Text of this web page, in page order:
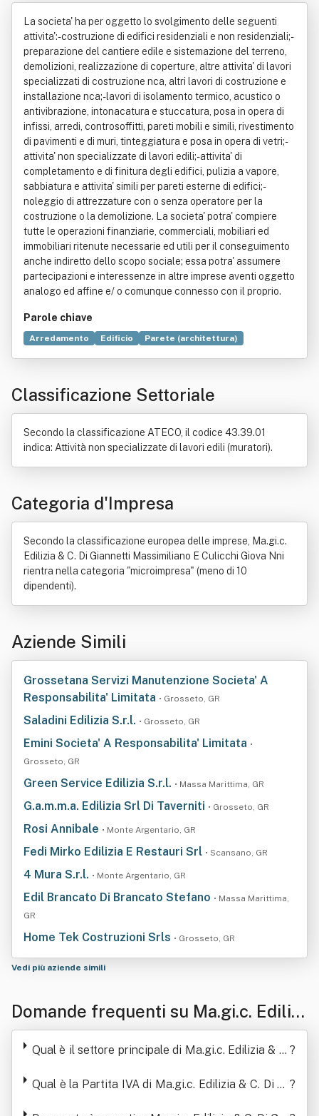
Giannetti Massimiliano E Culicchi Gio
va Nni
La societa' ha per oggetto lo svolgimento delle seguenti
attivita':- costruzione di edifici residenziali e non residenziali;-
preparazione del cantiere edile e sistemazione del terreno,
demolizioni, realizzazione di coperture, altre attivita' di lavori
specializzati di costruzione nca, altri lavori di costruzione e
installazione nca;- lavori di isolamento termico, acustico o
antivibrazione, intonacatura e stuccatura, posa in opera di
infissi, arredi, controsoffitti, pareti mobili e simili, rivestimento
di pavimenti e di muri, tinteggiatura e posa in opera di vetri;-
attivita' non specializzate di lavori edili;- attivita' di
completamento e di finitura degli edifici, pulizia a vapore,
sabbiatura e attivita' simili per pareti esterne di edifici;-
noleggio di attrezzature con o senza operatore per la
costruzione o la demolizione. La societa' potra' compiere
tutte le operazioni finanziarie, commerciali, mobiliari ed
immobiliari ritenute necessarie ed utili per il conseguimento
anche indiretto dello scopo sociale; essa potra' assumere
partecipazioni e interessenze in altre imprese aventi oggetto
analogo ed affine e/ o comunque connesso con il proprio.
Parole chiave
Arredamento Edificio
Parete (architettura)
Isolamento termico
Locazione
Pavimento
Classificazione Settoriale
Secondo la classificazione ATECO, il codice 43.39.01
indica: Attività non specializzate di lavori edili (muratori).
Categoria d'Impresa
Secondo la classificazione europea delle imprese, Ma.gi.c.
Edilizia & C. Di Giannetti Massimiliano E Culicchi Giova Nni
rientra nella categoria "microimpresa" (meno di 10
dipendenti).
Aziende Simili
Grossetana Servizi Manutenzione Societa' A
Responsabilita' Limitata • Grosseto, GR
Saladini Edilizia S.r.l. • Grosseto, GR
Emini Societa' A Responsabilita' Limitata •
Grosseto, GR
Green Service Edilizia S.r.l. • Massa Marittima, GR
G.a.m.m.a. Edilizia Srl Di Taverniti • Grosseto, GR
Rosi Annibale • Monte Argentario, GR
Fedi Mirko Edilizia E Restauri Srl • Scansano, GR
4 Mura S.r.l. • Monte Argentario, GR
Edil Brancato Di Brancato Stefano • Massa Marittima,
GR
Home Tek Costruzioni Srls • Grosseto, GR
Vedi più aziende simili
Domande frequenti su Ma.gi.c. Edilizi
a & C. Di Giannetti Massimiliano E Cul
icchi Giova Nni
Qual è il settore principale di Ma.gi.c. Edilizia & C. ?
Qual è la Partita IVA di Ma.gi.c. Edilizia & C. Di Gi ?